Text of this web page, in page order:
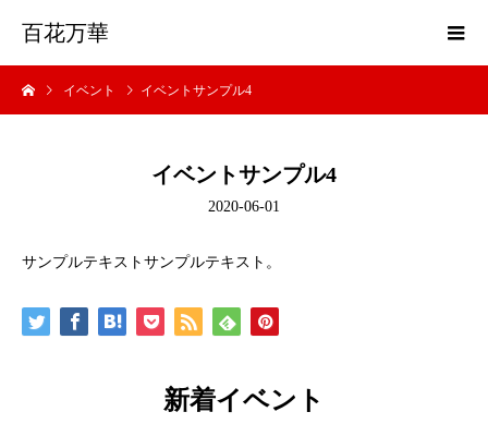
百花万華
イベント イベントサンプル4
イベントサンプル4
2020-06-01
サンプルテキストサンプルテキスト。
新着イベント